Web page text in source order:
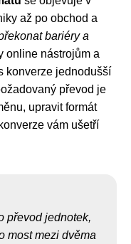
až po obchod a
bariéry a
online nástrojům a
konverze jednodušší
převod je
upravit formát
vám ušetří
převod jednotek,
most mezi dvěma